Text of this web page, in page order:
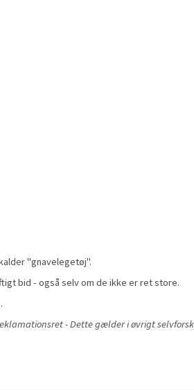
"gnavelegetøj".
bid - også selv om de ikke er ret store.
- Dette gælder i øvrigt